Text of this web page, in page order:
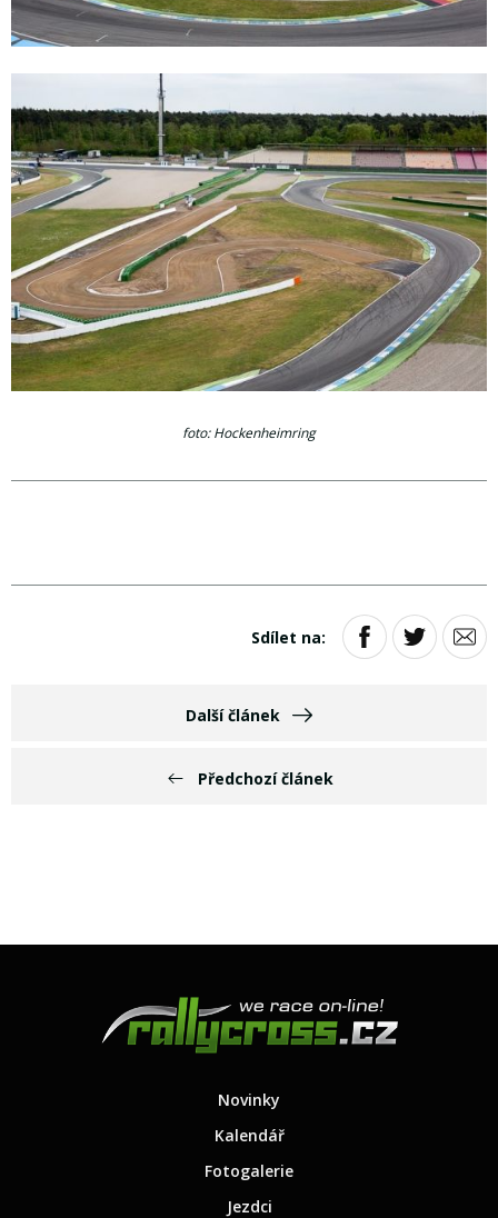
foto: Hockenheimring
Předchozí článek
Sdílet na:
Další článek
Novinky
Kalendář
Fotogalerie
Jezdci